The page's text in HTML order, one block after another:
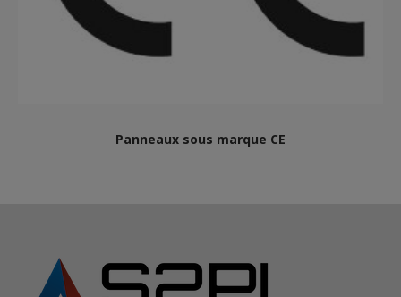
Panneaux sous marque CE